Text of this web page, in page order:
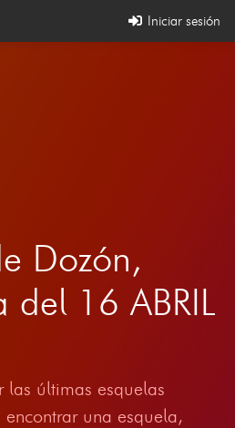
Iniciar sesión
Dozón,
del 16 ABRIL
las últimas esquelas
una esquela,